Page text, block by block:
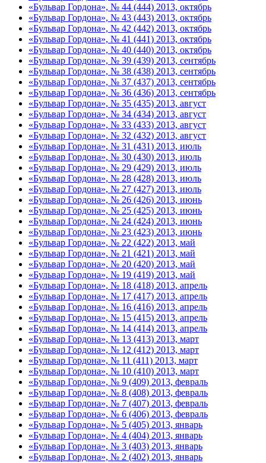
«Бульвар Гордона», № 44 (444) 2013, октябрь
«Бульвар Гордона», № 43 (443) 2013, октябрь
«Бульвар Гордона», № 42 (442) 2013, октябрь
«Бульвар Гордона», № 41 (441) 2013, октябрь
«Бульвар Гордона», № 40 (440) 2013, октябрь
«Бульвар Гордона», № 39 (439) 2013, сентябрь
«Бульвар Гордона», № 38 (438) 2013, сентябрь
«Бульвар Гордона», № 37 (437) 2013, сентябрь
«Бульвар Гордона», № 36 (436) 2013, сентябрь
«Бульвар Гордона», № 35 (435) 2013, август
«Бульвар Гордона», № 34 (434) 2013, август
«Бульвар Гордона», № 33 (433) 2013, август
«Бульвар Гордона», № 32 (432) 2013, август
«Бульвар Гордона», № 31 (431) 2013, июль
«Бульвар Гордона», № 30 (430) 2013, июль
«Бульвар Гордона», № 29 (429) 2013, июль
«Бульвар Гордона», № 28 (428) 2013, июль
«Бульвар Гордона», № 27 (427) 2013, июль
«Бульвар Гордона», № 26 (426) 2013, июнь
«Бульвар Гордона», № 25 (425) 2013, июнь
«Бульвар Гордона», № 24 (424) 2013, июнь
«Бульвар Гордона», № 23 (423) 2013, июнь
«Бульвар Гордона», № 22 (422) 2013, май
«Бульвар Гордона», № 21 (421) 2013, май
«Бульвар Гордона», № 20 (420) 2013, май
«Бульвар Гордона», № 19 (419) 2013, май
«Бульвар Гордона», № 18 (418) 2013, апрель
«Бульвар Гордона», № 17 (417) 2013, апрель
«Бульвар Гордона», № 16 (416) 2013, апрель
«Бульвар Гордона», № 15 (415) 2013, апрель
«Бульвар Гордона», № 14 (414) 2013, апрель
«Бульвар Гордона», № 13 (413) 2013, март
«Бульвар Гордона», № 12 (412) 2013, март
«Бульвар Гордона», № 11 (411) 2013, март
«Бульвар Гордона», № 10 (410) 2013, март
«Бульвар Гордона», № 9 (409) 2013, февраль
«Бульвар Гордона», № 8 (408) 2013, февраль
«Бульвар Гордона», № 7 (407) 2013, февраль
«Бульвар Гордона», № 6 (406) 2013, февраль
«Бульвар Гордона», № 5 (405) 2013, январь
«Бульвар Гордона», № 4 (404) 2013, январь
«Бульвар Гордона», № 3 (403) 2013, январь
«Бульвар Гордона», № 2 (402) 2013, январь